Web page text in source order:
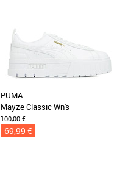
PUMA
Mayze Classic Wn's
100,00 €
69,99 €